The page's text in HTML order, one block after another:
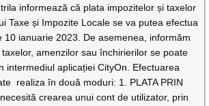
informează că plata impozitelor și taxelor
Taxe și Impozite Locale se va putea efectua
10 ianuarie 2023. De asemenea, informăm
amenzilor sau închirierilor se poate
intermediul aplicației CityOn. Efectuarea
realiza în două moduri: 1. PLATA PRIN
crearea unui cont de utilizator, prin